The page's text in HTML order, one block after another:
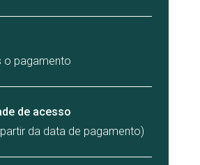
o pagamento
de acesso
da data de pagamento)